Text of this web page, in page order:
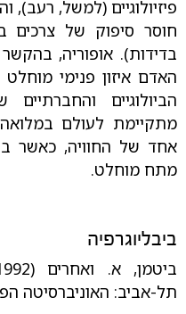
פיזיולוגיים (למשל, רעב),
חוסר סיפוק של צרכים
בדידות). אופוריה,
האדם איזון פנימי
הביולוגיים
מתקיימת לעולם
אחד של החוויה, כאשר
מתח מוחלט.
ביבליוגרפיה
תל-אביב: האוניברסיטה